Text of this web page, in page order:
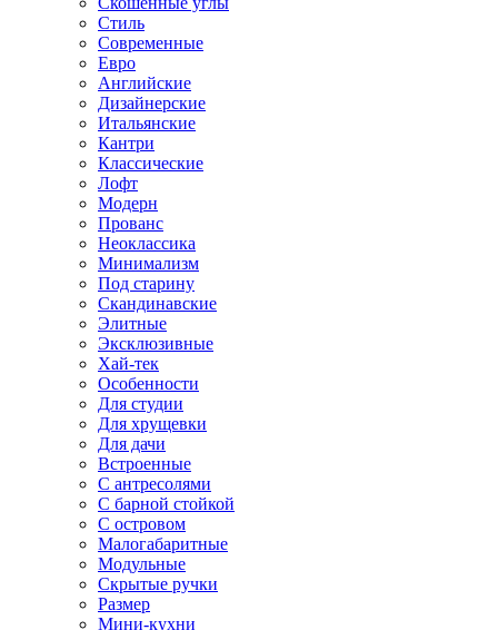
Стиль
Современные
Евро
Английские
Дизайнерские
Итальянские
Кантри
Классические
Лофт
Модерн
Прованс
Неоклассика
Минимализм
Под старину
Скандинавские
Элитные
Эксклюзивные
Хай-тек
Особенности
Для студии
Для хрущевки
Для дачи
Встроенные
С антресолями
С барной стойкой
С островом
Малогабаритные
Модульные
Скрытые ручки
Размер
Мини-кухни